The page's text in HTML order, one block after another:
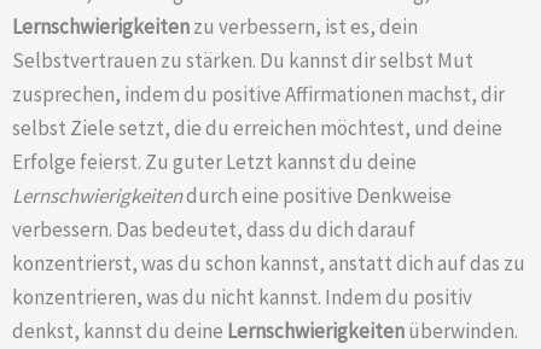
Lernschwierigkeitenzu verbessern, ist es, dein
Selbstvertrauen zu stärken. Du kannst dir selbst Mut
zusprechen, indem du positive Affirmationen machst, dir
selbst Ziele setzt, die du erreichen möchtest, und deine
Erfolge feierst. Zu guter Letzt kannst du deine
Lernschwierigkeitendurch eine positive Denkweise
verbessern. Das bedeutet, dass du dich darauf
konzentrierst, was du schon kannst, anstatt dich auf das zu
konzentrieren, was du nicht kannst. Indem du positiv
denkst, kannst du deine Lernschwierigkeitenüberwinden.